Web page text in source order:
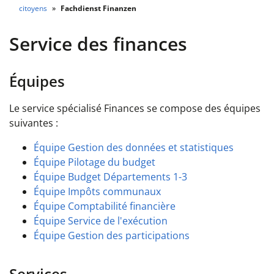
citoyens Fachdienst Finanzen
Service des finances
Équipes
Le service spécialisé Finances se compose des équipes
suivantes :
Équipe Gestion des données et statistiques
Équipe Pilotage du budget
Équipe Budget Départements 1-3
Équipe Impôts communaux
Équipe Comptabilité financière
Équipe Service de l'exécution
Équipe Gestion des participations